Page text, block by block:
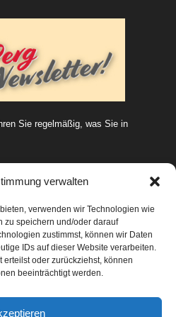
verwalten
verwenden wir Technologien wie
zu speichern und/oder darauf
zustimmst, können wir Daten
IDs auf dieser Website verarbeiten.
oder zurückziehst, können
beeinträchtigt werden.
Sie regelmäßig, was Sie in